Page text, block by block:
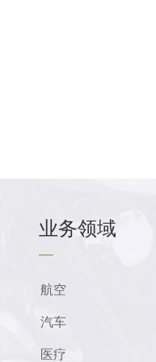
业务领域
—
航空
汽车
医疗